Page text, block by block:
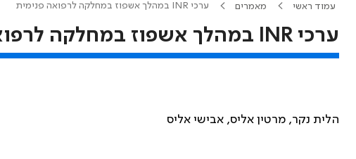
עמוד ראשי מאמרים ערכי INR במהלך אשפוז במחלקה לרפואה פנימית
ערכי INR במהלך אשפוז במחלקה לרפואה פנימית
הלית נקר, מרטין אליס, אבישי אליס